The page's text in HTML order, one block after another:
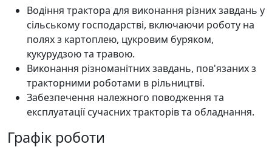
Водіння трактора для виконання різних завдань у
сільському господарстві, включаючи роботу на
полях з картоплею, цукровим буряком,
кукурудзою та травою.
Виконання різноманітних завдань, пов'язаних з
тракторними роботами в рільництві.
Забезпечення належного поводження та
експлуатації сучасних тракторів та обладнання.
Графік роботи